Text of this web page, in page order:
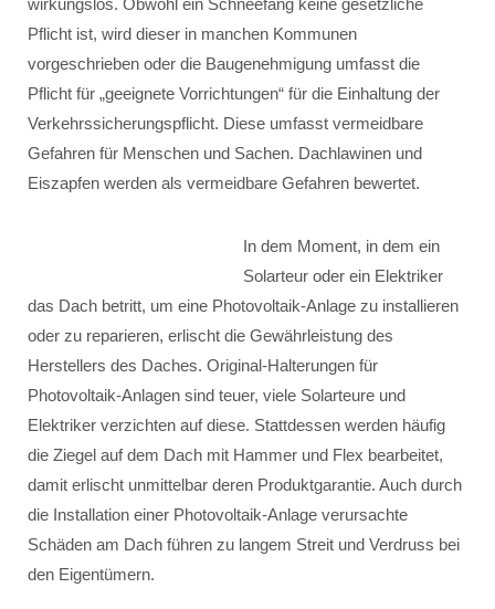
wirkungslos. Obwohl ein Schneefang keine gesetzliche
Pflicht ist, wird dieser in manchen Kommunen
vorgeschrieben oder die Baugenehmigung umfasst die
Pflicht für „geeignete Vorrichtungen“ für die Einhaltung der
Verkehrssicherungspflicht. Diese umfasst vermeidbare
Gefahren für Menschen und Sachen. Dachlawinen und
Eiszapfen werden als vermeidbare Gefahren bewertet.
In dem Moment, in dem ein
Solarteur oder ein Elektriker
das Dach betritt, um eine Photovoltaik-Anlage zu installieren
oder zu reparieren, erlischt die Gewährleistung des
Herstellers des Daches. Original-Halterungen für
Photovoltaik-Anlagen sind teuer, viele Solarteure und
Elektriker verzichten auf diese. Stattdessen werden häufig
die Ziegel auf dem Dach mit Hammer und Flex bearbeitet,
damit erlischt unmittelbar deren Produktgarantie. Auch durch
die Installation einer Photovoltaik-Anlage verursachte
Schäden am Dach führen zu langem Streit und Verdruss bei
den Eigentümern.